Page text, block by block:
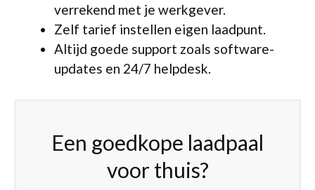
verrekend met je werkgever.
Zelf tarief instellen eigen laadpunt.
Altijd goede support zoals software-
updates en 24/7 helpdesk.
Een goedkope laadpaal
voor thuis?